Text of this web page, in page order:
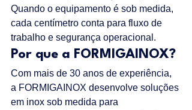
Quando o equipamento é sob medida,
cada centímetro conta para fluxo de
trabalho e segurança operacional.
Por que a FORMIGAINOX?
Com mais de 30 anos de experiência,
a FORMIGAINOX desenvolve soluções
em inox sob medida para